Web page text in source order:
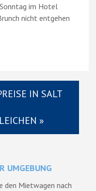
im Hotel
nicht entgehen
IN SALT
»
UMGEBUNG
den Mietwagen nach